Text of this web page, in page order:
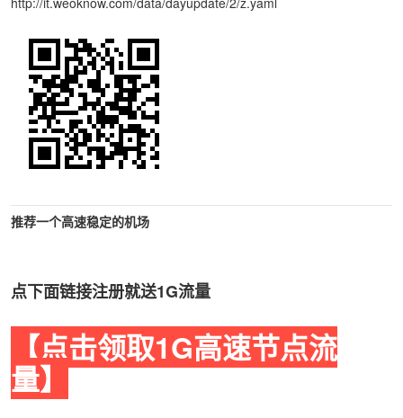
推荐一个高速稳定的机场
点下面链接注册就送1G流量
【点击领取1G高速节点流
量】